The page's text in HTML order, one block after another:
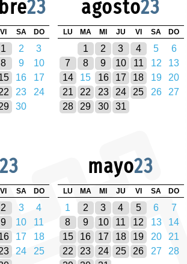
23
VI SA DO
1 2
3
8 9
10
16
17
23
24
30
agosto23
LU MA MI JU VI SA DO
1 2 3 4 5
6
7
8 9 10 11 12
13
14
15 16 17 18 19
20
21
22 23 24 25 26
27
28
29 30 31
23
VI SA DO
2 3
4
9 10
11
17
18
24
25
mayo23
LU MA MI JU VI SA DO
1 2 3 4 5 6
7
8
9 10 11 12 13
14
15
16 17 18 19 20
21
22
23 24 25 26 27
28